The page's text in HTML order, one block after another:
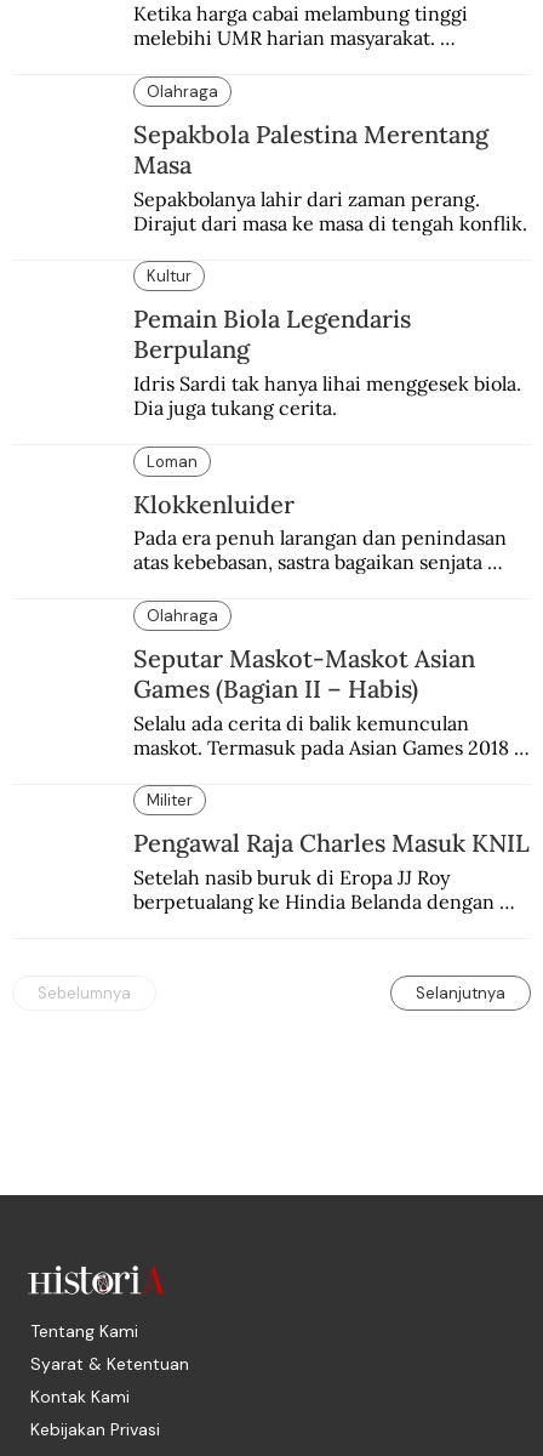
Ketika harga cabai melambung tinggi
melebihi UMR harian masyarakat.
Olahraga
Sepakbola Palestina Merentang
Masa
Sepakbolanya lahir dari zaman perang.
Dirajut dari masa ke masa di tengah konflik.
Kultur
Pemain Biola Legendaris
Berpulang
Idris Sardi tak hanya lihai menggesek biola.
Dia juga tukang cerita.
Loman
Klokkenluider
Pada era penuh larangan dan penindasan
atas kebebasan, sastra bagaikan senjata
Olahraga
Seputar Maskot-Maskot Asian
Games (Bagian II – Habis)
Selalu ada cerita di balik kemunculan
maskot. Termasuk pada Asian Games 2018
Militer
Pengawal Raja Charles Masuk KNIL
Setelah nasib buruk di Eropa JJ Roy
berpetualang ke Hindia Belanda dengan
Sebelumnya Selanjutnya
Tentang Kami
Syarat & Ketentuan
Kontak Kami
Kebijakan Privasi